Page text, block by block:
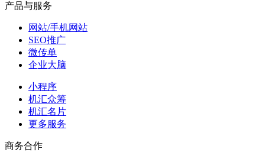
产品与服务
网站/手机网站
SEO推广
微传单
企业大脑
小程序
机汇众筹
机汇名片
更多服务
商务合作